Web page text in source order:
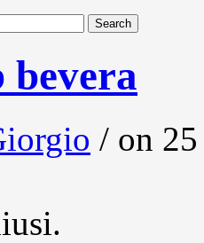
bevera
/ on